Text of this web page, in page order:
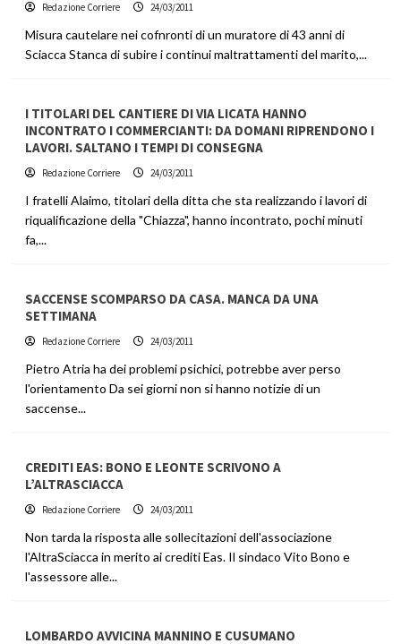
Redazione Corriere 24/03/2011
Misura cautelare nei cofnronti di un muratore di 43 anni di
Sciacca Stanca di subire i continui maltrattamenti del marito,...
I TITOLARI DEL CANTIERE DI VIA LICATA HANNO
INCONTRATO I COMMERCIANTI: DA DOMANI RIPRENDONO I
LAVORI. SALTANO I TEMPI DI CONSEGNA
Redazione Corriere 24/03/2011
I fratelli Alaimo, titolari della ditta che sta realizzando i lavori di
riqualificazione della "Chiazza", hanno incontrato, pochi minuti
fa,...
SACCENSE SCOMPARSO DA CASA. MANCA DA UNA
SETTIMANA
Redazione Corriere 24/03/2011
Pietro Atria ha dei problemi psichici, potrebbe aver perso
l'orientamento Da sei giorni non si hanno notizie di un
saccense...
CREDITI EAS: BONO E LEONTE SCRIVONO A
L’ALTRASCIACCA
Redazione Corriere 24/03/2011
Non tarda la risposta alle sollecitazioni dell'associazione
l'AltraSciacca in merito ai crediti Eas. Il sindaco Vito Bono e
l'assessore alle...
LOMBARDO AVVICINA MANNINO E CUSUMANO